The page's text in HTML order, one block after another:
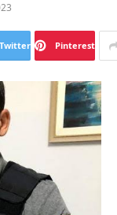
Twitter Pinterest